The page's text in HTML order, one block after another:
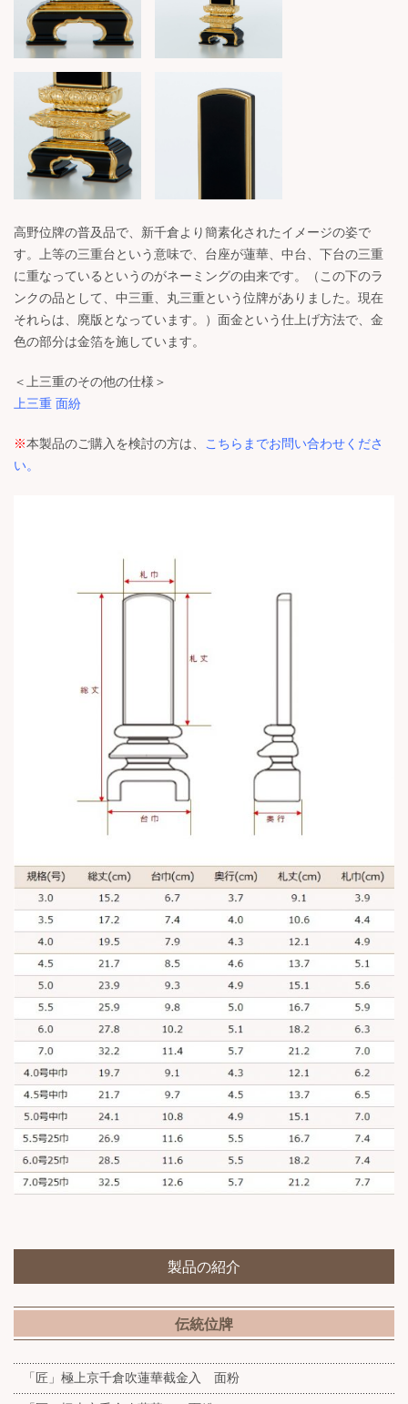
高野位牌の普及品で、新千倉より簡素化されたイメージの姿で
す。上等の三重台という意味で、台座が蓮華、中台、下台の三重
に重なっているというのがネーミングの由来です。（この下のラ
ンクの品として、中三重、丸三重という位牌がありました。現在
それらは、廃版となっています。）面金という仕上げ方法で、金
色の部分は金箔を施しています。
＜上三重のその他の仕様＞
上三重 面紛
※本製品のご購入を検討の方は、
こちらまでお問い合わせくださ
い。
製品の紹介
伝統位牌
「匠」極上京千倉吹蓮華截金入 面粉